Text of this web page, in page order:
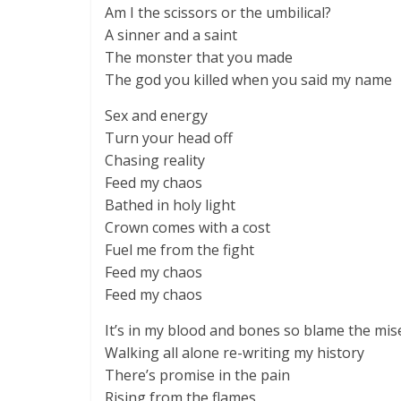
Am I the scissors or the umbilical?
A sinner and a saint
The monster that you made
The god you killed when you said my name
Sex and energy
Turn your head off
Chasing reality
Feed my chaos
Bathed in holy light
Crown comes with a cost
Fuel me from the fight
Feed my chaos
Feed my chaos
It’s in my blood and bones so blame the
Walking all alone re-writing my history
There’s promise in the pain